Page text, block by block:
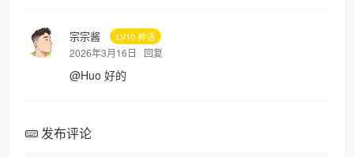
宗宗酱 LV10 神话
2026年3月16日 回复
@Huo 好的
发布评论